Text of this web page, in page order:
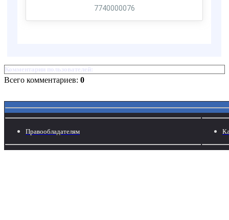
Комментарии пользователей:
Всего комментариев: 0
Правообладателям